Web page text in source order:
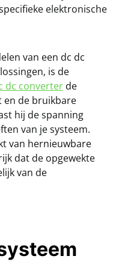
elektronische
van een dc dc
is de
dc converter de
en de bruikbare
hij de spanning
van je systeem.
van hernieuwbare
dat de opgewekte
van de